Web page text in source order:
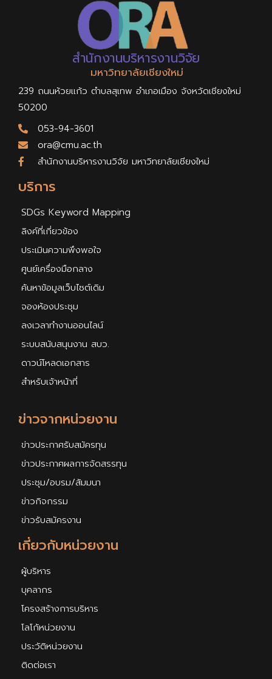
เกี่ยวกับหน่วยงาน
ผู้บริหาร
บุคลากร
โครงสร้างการบริหาร
โลโก้หน่วยงาน
ประวัติหน่วยงาน
ติดต่อเรา
ข่าวจากหน่วยงาน
ข่าวประกาศรับสมัครทุน
ข่าวประกาศผลการจัดสรรทุน
ประชุม/อบรม/สัมมนา
ข่าวกิจกรรม
ข่าวรับสมัครงาน
บริการ
SDGs Keyword Mapping
ลิงค์ที่เกี่ยวข้อง
ประเมินความพึงพอใจ
ศูนย์เครื่องมือกลาง
ค้นหาข้อมูลเว็บไซต์เดิม
จองห้องประชุม
ลงเวลาทำงานออนไลน์
ระบบสนับสนุนงาน สบว.
ดาวน์โหลดเอกสาร
สำหรับเจ้าหน้าที่
สำนักงานบริหารงานวิจัย
มหาวิทยาลัยเชียงใหม่
239 ถนนห้วยแก้ว ตำบลสุเทพ อำเภอเมือง จังหวัดเชียงใหม่
50200
053-94-3601
ora@cmu.ac.th
สำนักงานบริหารงานวิจัย มหาวิทยาลัยเชียงใหม่